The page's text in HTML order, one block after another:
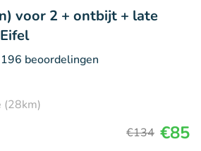
voor 2 + ontbijt + late
beoordelingen
(28km)
€134 €85